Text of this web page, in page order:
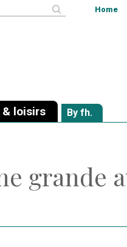
Home
loisirs By fh.
grande